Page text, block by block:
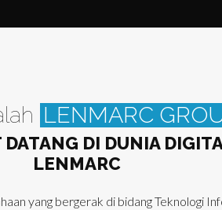
LENMARC
DATANG DI DUNIA
LENMARC
yang bergerak di bidang Teknologi